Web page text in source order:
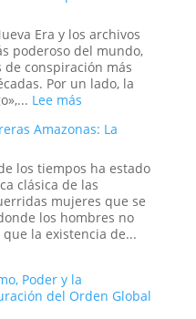
Perverso?
Era y los archivos
poderoso del mundo,
conspiración más
Por un lado, la
Lee más:
«Niños
y
el
Proyecto
Stargate:
¿La
de
la
Amazonas: La
los tiempos ha estado
clásica de las
mujeres que se
los hombres no
la existencia de...
Poder y la
del Orden Global